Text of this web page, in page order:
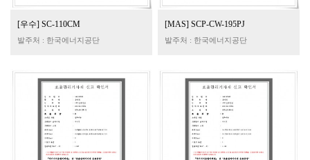
[우수] SC-110CM
발주처 : 한국에너지공단
[MAS] SCP-CW-195PJ
발주처 : 한국에너지공단